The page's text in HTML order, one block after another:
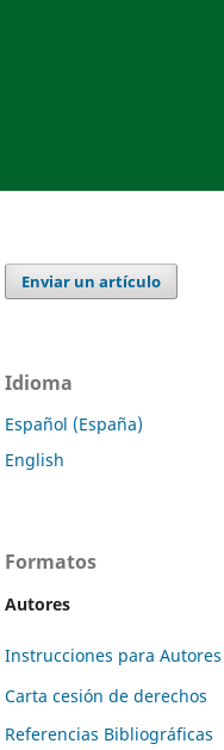
Enviar un artículo
Idioma
Español (España)
English
Formatos
Autores
Instrucciones para Autores
Carta cesión de derechos
Referencias Bibliográficas